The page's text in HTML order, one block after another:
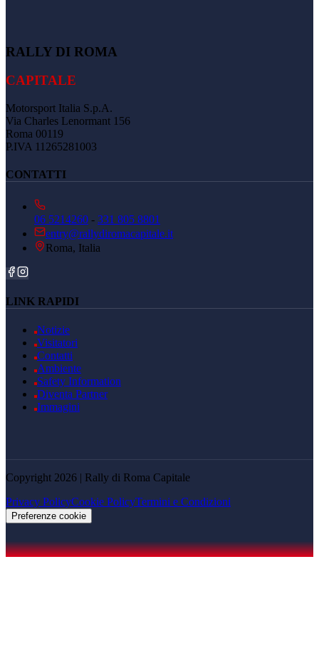
RALLY DI ROMA
CAPITALE
Motorsport Italia S.p.A.
Via Charles Lenormant 156
Roma 00119
P.IVA 11265281003
CONTATTI
06 5214260 - 331 805 8801
entry@rallydiromacapitale.it
Roma, Italia
LINK RAPIDI
Notizie
Visitatori
Contatti
Ambiente
Safety Information
Diventa Partner
Immagini
Copyright 2026 | Rally di Roma Capitale
Privacy PolicyCookie PolicyTermini e Condizioni
Preferenze cookie